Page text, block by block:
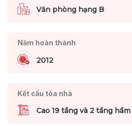
Văn phòng hạng B
Năm hoàn thành
2012
Kết cấu tòa nhà
Cao 19 tầng và 2 tầng hầm